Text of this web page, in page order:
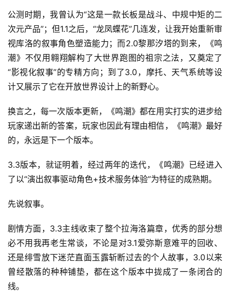
公测时期，我曾认为“这是一款长板是战斗、中规中矩的二
次元产品”；但1.1之后，“龙凤蝶花”几连发，让我开始重新审
视库洛的叙事角色塑造能力；而2.0黎那汐塔的到来，《鸣
潮》不仅用翱翔解构了大世界跑图的祖宗之法，又奠定了
“影视化叙事”的专精方向；到了3.0，摩托、天气系统等设
计又展示了它在开放世界设计上的新野心。
换言之，每一次版本更新，《鸣潮》都在用实打实的进步给
玩家递出新的答案，玩家也因此有理由相信，《鸣潮》最好
的，永远是下一个版本。
3.3版本，就证明着，经过两年的迭代，《鸣潮》已经进入
了以“演出叙事驱动角色+技术服务体验”为特征的成熟期。
先说叙事。
剧情方面，3.3主线收束了整个拉海洛篇章，优秀的部分想
必不用我再老生常谈，不论是对3.1爱弥斯意难平的回收、
还是绯雪放下迷茫直面玉露斩断过去的个人故事，3.0以来
曾经散落的种种铺垫，都在这个版本中拢成了一条闭合的
线。